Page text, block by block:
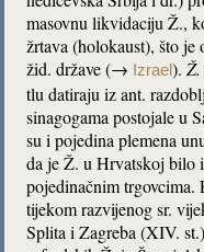
masovnu likvidaciju Ž.,
žrtava (holokaust), što je
žid. države (→ Izrael).
tlu datiraju iz ant.
sinagogama postojale u
su i pojedina plemena
da je Ž. u Hrvatskoj bilo
pojedinačnim
tijekom razvijenog sr.
Splita i Zagreba (XIV.